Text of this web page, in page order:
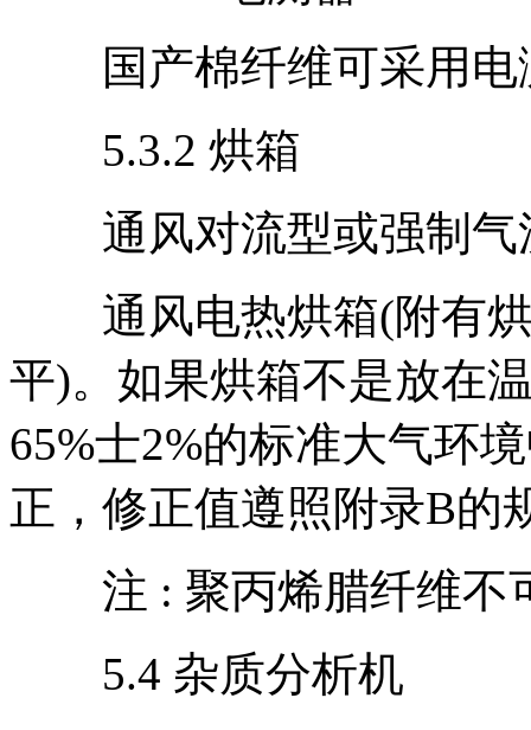
国产棉纤维可采用电
5.3.2 烘箱
通风对流型或强制气
通风电热烘箱(附有烘
平)。如果烘箱不是放在
65%士2%的标准大气环
正，修正值遵照附录B的
注 : 聚丙烯腊纤维不
5.4 杂质分析机